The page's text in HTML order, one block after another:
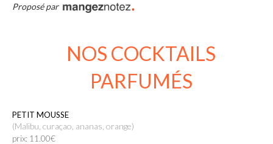
Proposé par
NOS COCKTAILS
PARFUMÉS
PETIT MOUSSE
(Malibu, curaçao, ananas, orange)
prix: 11.00€